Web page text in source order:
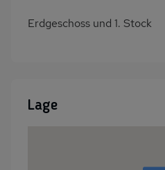
Erdgeschoss und 1. Stock
Lage